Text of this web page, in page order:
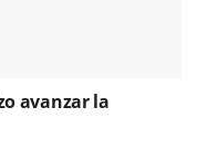
avanzar la